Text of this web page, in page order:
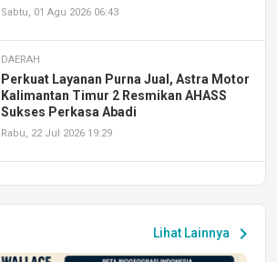
Sabtu, 01 Agu 2026 06:43
DAERAH
Perkuat Layanan Purna Jual, Astra Motor
Kalimantan Timur 2 Resmikan AHASS
Sukses Perkasa Abadi
Rabu, 22 Jul 2026 19:29
Peluang Kerja dan Magang
Jumat, 17 Jul 2026 22:30
Lihat Lainnya chevron_right